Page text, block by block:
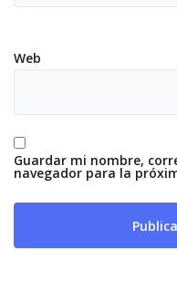
Web
Guardar mi nombre,
navegador para la